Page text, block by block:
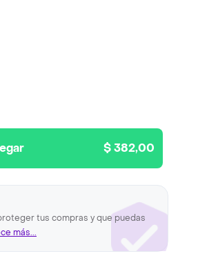
$ 382,00
tus compras y que puedas
más...